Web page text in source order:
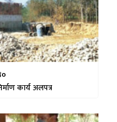
कार्य अलपत्र